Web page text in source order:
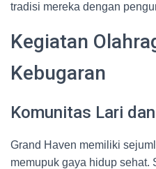
tradisi mereka dengan
Kegiatan
Kebugaran
Komunitas Lari
Grand Haven memiliki
memupuk gaya hidup sehat.